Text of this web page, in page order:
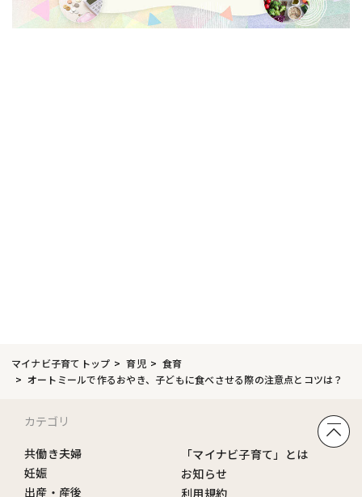
マイナビ子育てトップ 育児
食育
オートミールで作るおやき、子どもに食べさせる際の注意点とコツは？
カテゴリ
共働き夫婦
妊娠
出産・産後
「マイナビ子育て」とは
お知らせ
利用規約